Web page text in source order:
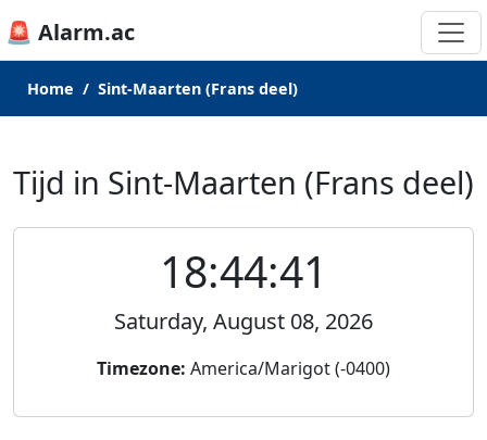
🚨 Alarm.ac
Home Sint-Maarten (Frans deel)
Tijd in Sint-Maarten (Frans deel)
18:44:41
Saturday, August 08, 2026
Timezone: America/Marigot (-0400)